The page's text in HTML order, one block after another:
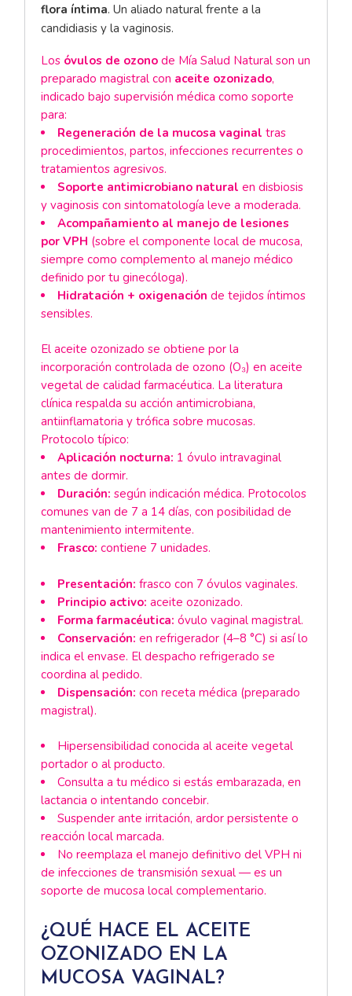
flora íntima. Un aliado natural frente a la
candidiasis y la vaginosis.
Los óvulos de ozono de Mía Salud Natural son un
preparado magistral con aceite ozonizado,
indicado bajo supervisión médica como soporte
para:
Regeneración de la mucosa vaginal tras
procedimientos, partos, infecciones recurrentes o
tratamientos agresivos.
Soporte antimicrobiano natural en disbiosis
y vaginosis con sintomatología leve a moderada.
Acompañamiento al manejo de lesiones
por VPH (sobre el componente local de mucosa,
siempre como complemento al manejo médico
definido por tu ginecóloga).
Hidratación + oxigenación de tejidos íntimos
sensibles.
El aceite ozonizado se obtiene por la
incorporación controlada de ozono (O₃) en aceite
vegetal de calidad farmacéutica. La literatura
clínica respalda su acción antimicrobiana,
antiinflamatoria y trófica sobre mucosas.
Protocolo típico:
Aplicación nocturna: 1 óvulo intravaginal
antes de dormir.
Duración: según indicación médica. Protocolos
comunes van de 7 a 14 días, con posibilidad de
mantenimiento intermitente.
Frasco: contiene 7 unidades.
Presentación: frasco con 7 óvulos vaginales.
Principio activo: aceite ozonizado.
Forma farmacéutica: óvulo vaginal magistral.
Conservación: en refrigerador (4–8 °C) si así lo
indica el envase. El despacho refrigerado se
coordina al pedido.
Dispensación: con receta médica (preparado
magistral).
Hipersensibilidad conocida al aceite vegetal
portador o al producto.
Consulta a tu médico si estás embarazada, en
lactancia o intentando concebir.
Suspender ante irritación, ardor persistente o
reacción local marcada.
No reemplaza el manejo definitivo del VPH ni
de infecciones de transmisión sexual — es un
soporte de mucosa local complementario.
¿QUÉ HACE EL ACEITE
OZONIZADO EN LA
MUCOSA VAGINAL?